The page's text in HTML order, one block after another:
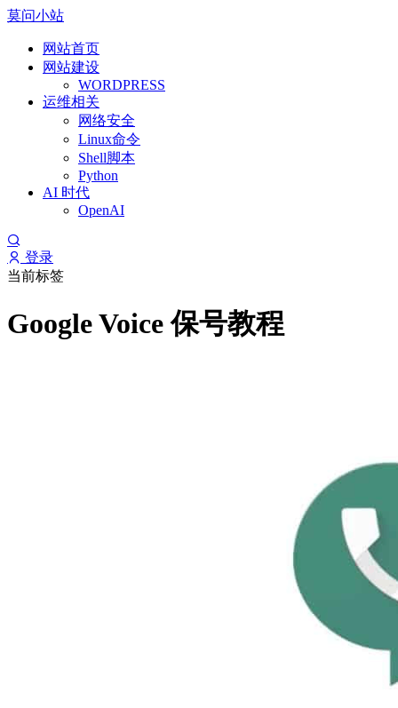
莫问小站
网站首页
网站建设
WORDPRESS
运维相关
网络安全
Linux命令
Shell脚本
Python
AI 时代
OpenAI
登录
当前标签
Google Voice 保号教程